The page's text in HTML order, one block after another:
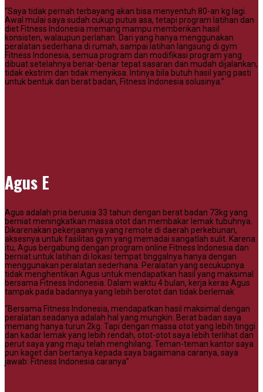
“Saya tidak pernah terbayang akan bisa menyentuh 80-an kg lagi.
Awal mulai saya sudah cukup putus asa, tetapi program latihan dan
diet Fitness Indonesia memang mampu memberikan hasil
konsisten, walaupun perlahan. Dari yang hanya menggunakan
peralatan sederhana di rumah, sampai latihan langsung di gym
Fitness Indonesia, semua program dan modifikasi program yang
dibuat setelahnya benar-benar tepat sasaran dan mudah dijalankan,
tidak ekstrim dan tidak menyiksa. Intinya bila butuh hasil yang pasti
untuk bentuk dan berat badan, Fitness Indonesia solusinya.”
Agus E
Agus adalah pria berusia 33 tahun dengan berat badan 73kg yang
berniat meningkatkan massa otot dan membakar lemak tubuhnya.
Dikarenakan pekerjaannya yang remote di daerah perkebunan,
aksesnya untuk fasilitas gym yang memadai sangatlah sulit. Karena
itu, Agus bergabung dengan program online Fitness Indonesia dan
berniat untuk latihan di lokasi tempat tinggalnya hanya dengan
menggunakan peralatan sederhana. Peralatan yang secukupnya
tidak menghentikan Agus untuk mendapatkan hasil yang maksimal
bersama Fitness Indonesia. Dalam waktu 4 bulan, kerja keras Agus
tampak pada badannya yang lebih berotot dan tidak berlemak
“Bersama Fitness Indonesia, mendapatkan hasil maksimal dengan
peralatan seadanya adalah hal yang mungkin. Berat badan saya
memang hanya turun 2kg. Tapi dengan massa otot yang lebih tinggi
dan kadar lemak yang lebih rendah, otot-otot saya lebih terlihat dan
perut saya yang maju telah menghilang. Teman-teman kantor saya
pun kaget dan bertanya kepada saya bagaimana caranya, saya
jawab: Fitness Indonesia caranya”